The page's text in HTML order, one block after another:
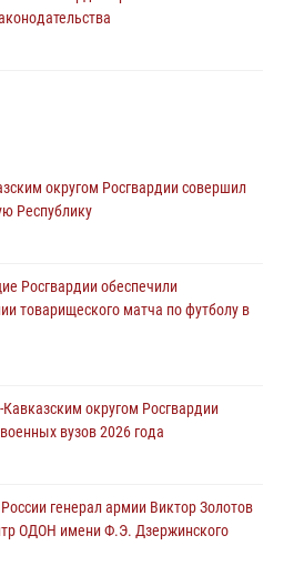
почтили память Николая
Маршалом»
(видео)
1
округом Росгвардии совершил
Республику
Росгвардии обеспечили
товарищеского матча по футболу в
округом Росгвардии
вузов 2026 года
генерал армии Виктор Золотов
ОДОН имени Ф.Э. Дзержинского